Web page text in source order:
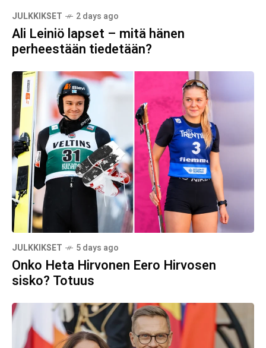
JULKKIKSET 2 days ago
Ali Leiniö lapset – mitä hänen
perheestään tiedetään?
JULKKIKSET 5 days ago
Onko Heta Hirvonen Eero Hirvosen
sisko? Totuus